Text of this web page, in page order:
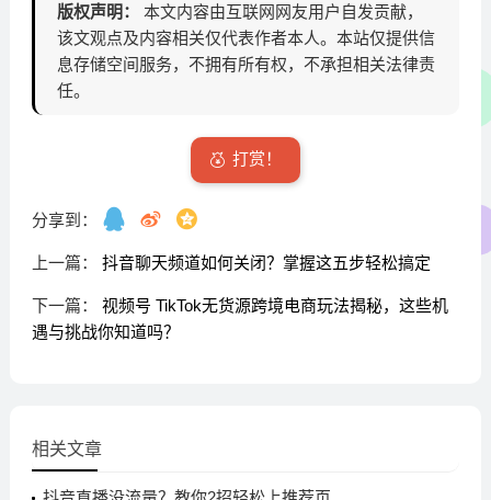
版权声明：
本文内容由互联网网友用户自发贡献，
该文观点及内容相关仅代表作者本人。本站仅提供信
息存储空间服务，不拥有所有权，不承担相关法律责
任。
打赏！
分享到：
上一篇： 抖音聊天频道如何关闭？掌握这五步轻松搞定
下一篇： 视频号 TikTok无货源跨境电商玩法揭秘，这些机
遇与挑战你知道吗？
相关文章